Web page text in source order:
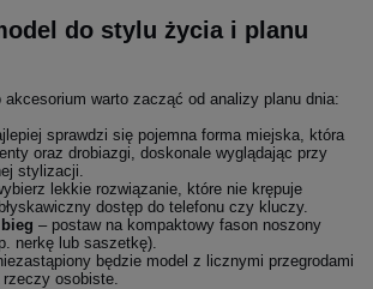
do stylu życia i planu
akcesorium warto zacząć od analizy planu dnia:
sprawdzi się pojemna forma miejska, która
oraz drobiazgi, doskonale wyglądając przy
stylizacji.
lekkie rozwiązanie, które nie krępuje
dostęp do telefonu czy kluczy.
– postaw na kompaktowy fason noszony
nerkę lub saszetkę).
będzie model z licznymi przegrodami
osobiste.